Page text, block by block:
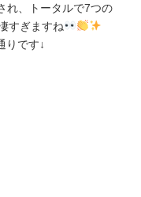
れ、トータルで7つの
すぎますね
りです↓